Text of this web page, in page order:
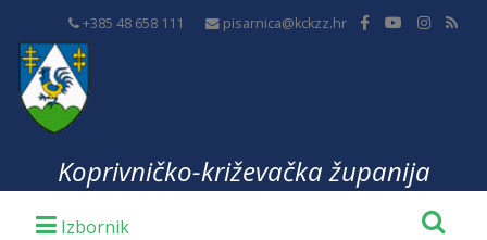
+385 48 658 111 pisarnica@kckzz.hr
Koprivničko-križevačka županija